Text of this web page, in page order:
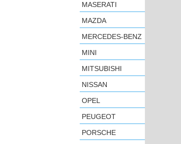
MASERATI
MAZDA
MERCEDES-BENZ
MINI
MITSUBISHI
NISSAN
OPEL
PEUGEOT
PORSCHE